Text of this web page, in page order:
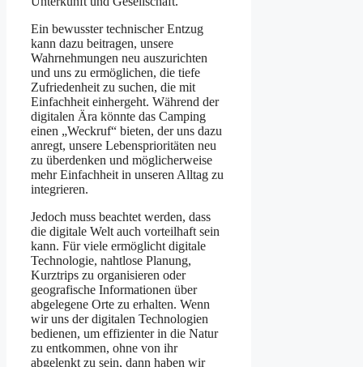
Ein bewusster technischer Entzug
kann dazu beitragen, unsere
Wahrnehmungen neu auszurichten
und uns zu ermöglichen, die tiefe
Zufriedenheit zu suchen, die mit
Einfachheit einhergeht. Während der
digitalen Ära könnte das Camping
einen „Weckruf“ bieten, der uns dazu
anregt, unsere Lebensprioritäten neu
zu überdenken und möglicherweise
mehr Einfachheit in unseren Alltag zu
integrieren.
Jedoch muss beachtet werden, dass
die digitale Welt auch vorteilhaft sein
kann. Für viele ermöglicht digitale
Technologie, nahtlose Planung,
Kurztrips zu organisieren oder
geografische Informationen über
abgelegene Orte zu erhalten. Wenn
wir uns der digitalen Technologien
bedienen, um effizienter in die Natur
zu entkommen, ohne von ihr
abgelenkt zu sein, dann haben wir